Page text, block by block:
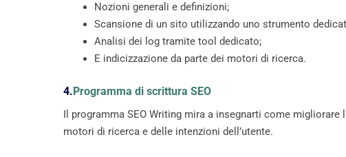
Nozioni generali e definizioni;
Scansione di un sito utilizzando uno strumento
Analisi dei log tramite tool dedicato;
E indicizzazione da parte dei motori di ricerca.
4.Programma di scrittura SEO
Il programma SEO Writing mira a insegnarti come
motori di ricerca e delle intenzioni dell’utente.